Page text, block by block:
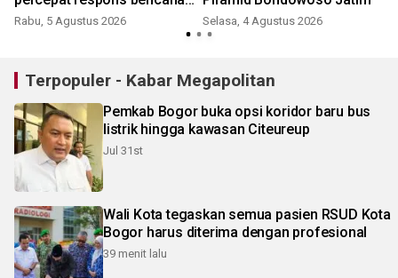
nasional
Rabu, 5 Agustus 2026 Selasa, 4 Agustus 2026
Terpopuler - Kabar Megapolitan
Pemkab Bogor buka opsi koridor baru bus
listrik hingga kawasan Citeureup
Jul 31st
Wali Kota tegaskan semua pasien RSUD Kota
Bogor harus diterima dengan profesional
39 menit lalu